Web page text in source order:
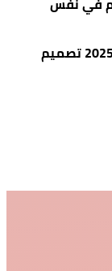
جميع الحقوق محفوظة لـ الرؤيا الأخبارية © 2025 تصميم